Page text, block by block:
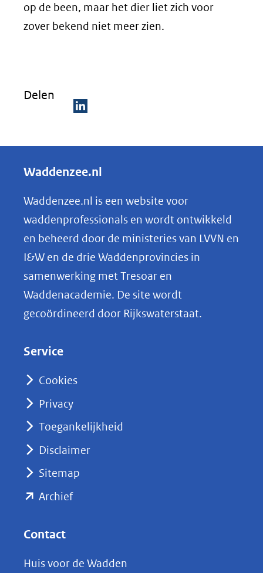
op de been, maar het dier liet zich voor
zover bekend niet meer zien.
Delen
e
e
n
o
p
k
e
nieuw
naar
Waddenzee.nl
Waddenzee.nl is een website voor
waddenprofessionals en wordt ontwikkeld
en beheerd door de ministeries van LVVN en
I&W en de drie Waddenprovincies in
samenwerking met Tresoar en
Waddenacademie. De site wordt
gecoördineerd door Rijkswaterstaat.
Service
Cookies
Privacy
Toegankelijkheid
Disclaimer
Sitemap
Archief(opent
Contact
Huis voor de Wadden